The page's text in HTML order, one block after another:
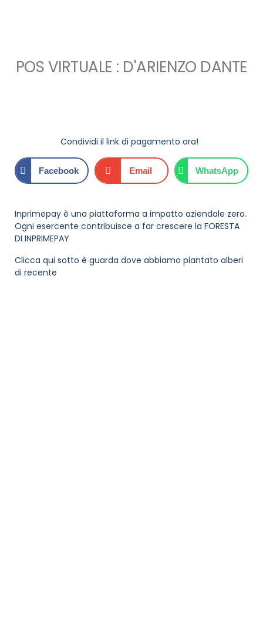
POS VIRTUALE : D'ARIENZO DANTE
Condividi il link di pagamento ora!
Facebook Email WhatsApp
Inprimepay è una piattaforma a impatto aziendale zero.
Ogni esercente contribuisce a far crescere la FORESTA
DI INPRIMEPAY
Clicca qui sotto è guarda dove abbiamo piantato alberi
di recente